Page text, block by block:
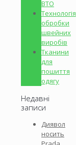
ВТО
Технологія
обробки
швейних
виробів
Тканини
для
пошиття
одягу
Недавні
записи
Диявол
носить